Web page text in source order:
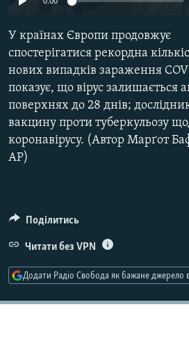
ФОТО
СПЕЦПРОЄКТИ
ПОДКАСТИ
КРИМ РЕАЛІЇ
РУС
Auto
720p
У країнах Європи продовжує
спостерігатися рекордна
нових випадків зараження
показує, що вірус залишається
поверхнях до 28 днів;
вакцину проти туберкульозу
коронавірусу. (Автор Марґот
AP)
Поділитись
Читати без VPN
Додати Радіо Свобода як бажане джерело